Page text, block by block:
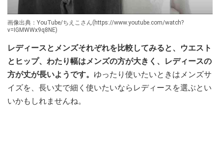
画像出典：YouTube/ちえこさん(https://www.youtube.com/watch?
v=IGMWWx9q8NE)
レディースとメンズそれぞれを比較してみると、ウエスト
とヒップ、わたり幅はメンズの方が大きく、レディースの
方が丈が長いようです。 ゆったり使いたいときはメンズサ
イズを、長い丈で細く使いたいならレディースを選ぶとい
いかもしれませんね。